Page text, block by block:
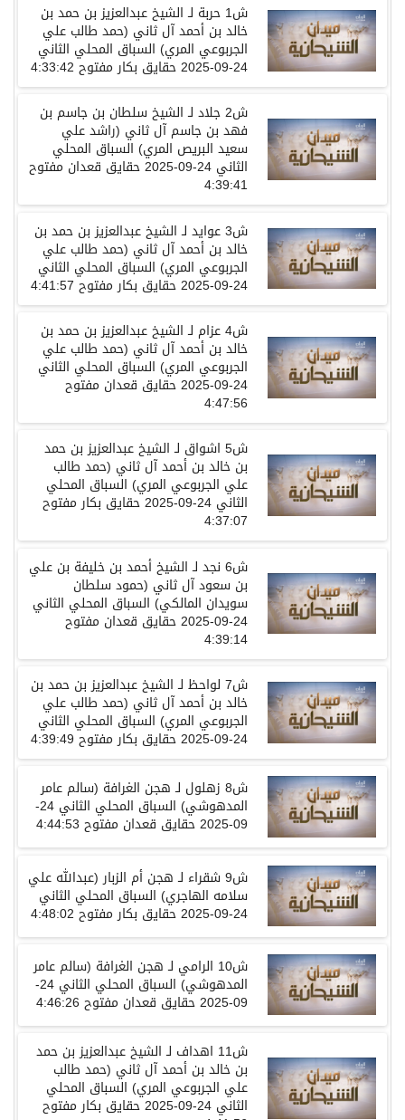
ش1 حربة لـ الشيخ عبدالعزيز بن حمد بن
خالد بن أحمد آل ثاني (حمد طالب علي
الجربوعي المري) السباق المحلي الثاني
24-09-2025 حقايق بكار مفتوح4:33:42
ش2جلاد لـ الشيخ سلطان بن جاسم بن
فهد بن جاسم آل ثاني (راشد علي
سعيد البريص المري) السباق المحلي
الثاني حقايق قعدان مفتوح
4:39:41
ش3عوايد لـ الشيخ عبدالعزيز بن حمد بن
خالد بن أحمد آل ثاني (حمد طالب علي
الجربوعي المري) السباق المحلي الثاني
24-09-2025 حقايق بكار مفتوح4:41:57
ش4عزام لـ الشيخ عبدالعزيز بن حمد بن
خالد بن أحمد آل ثاني (حمد طالب علي
الجربوعي المري) السباق المحلي الثاني
24-09-2025 حقايق قعدان مفتوح
4:47:56
ش5 اشواق لـ الشيخ عبدالعزيز بن حمد
بن خالد بن أحمد آل ثاني (حمد طالب
علي الجربوعي المري) السباق المحلي
الثاني حقايق بكار مفتوح
4:37:07
ش6 نجد لـ الشيخ أحمد بن خليفة بن علي
بن سعود آل ثاني (حمود سلطان
سويدان المالكي) السباق المحلي الثاني
24-09-2025 حقايق قعدان مفتوح
4:39:14
ش7 لواحظ لـ الشيخ عبدالعزيز بن حمد بن
خالد بن أحمد آل ثاني (حمد طالب علي
الجربوعي المري) السباق المحلي الثاني
24-09-2025 حقايق بكار مفتوح4:39:49
ش8 زهلول لـ هجن الغرافة (سالم عامر
المدهوشي) السباق المحلي الثاني 24-
09-2025 حقايق قعدان مفتوح4:44:53
ش9شقراء لـ هجن أم الزبار(عبدالله علي
سلامه الهاجري) السباق المحلي الثاني
24-09-2025 حقايق بكار مفتوح4:48:02
ش10 الرامي لـ هجن الغرافة (سالم عامر
المدهوشي) السباق المحلي الثاني 24-
09-2025 حقايق قعدان مفتوح4:46:26
ش11 اهداف لـ الشيخ عبدالعزيز بن حمد
بن خالد بن أحمد آل ثاني (حمد طالب
علي الجربوعي المري) السباق المحلي
الثاني حقايق بكار مفتوح